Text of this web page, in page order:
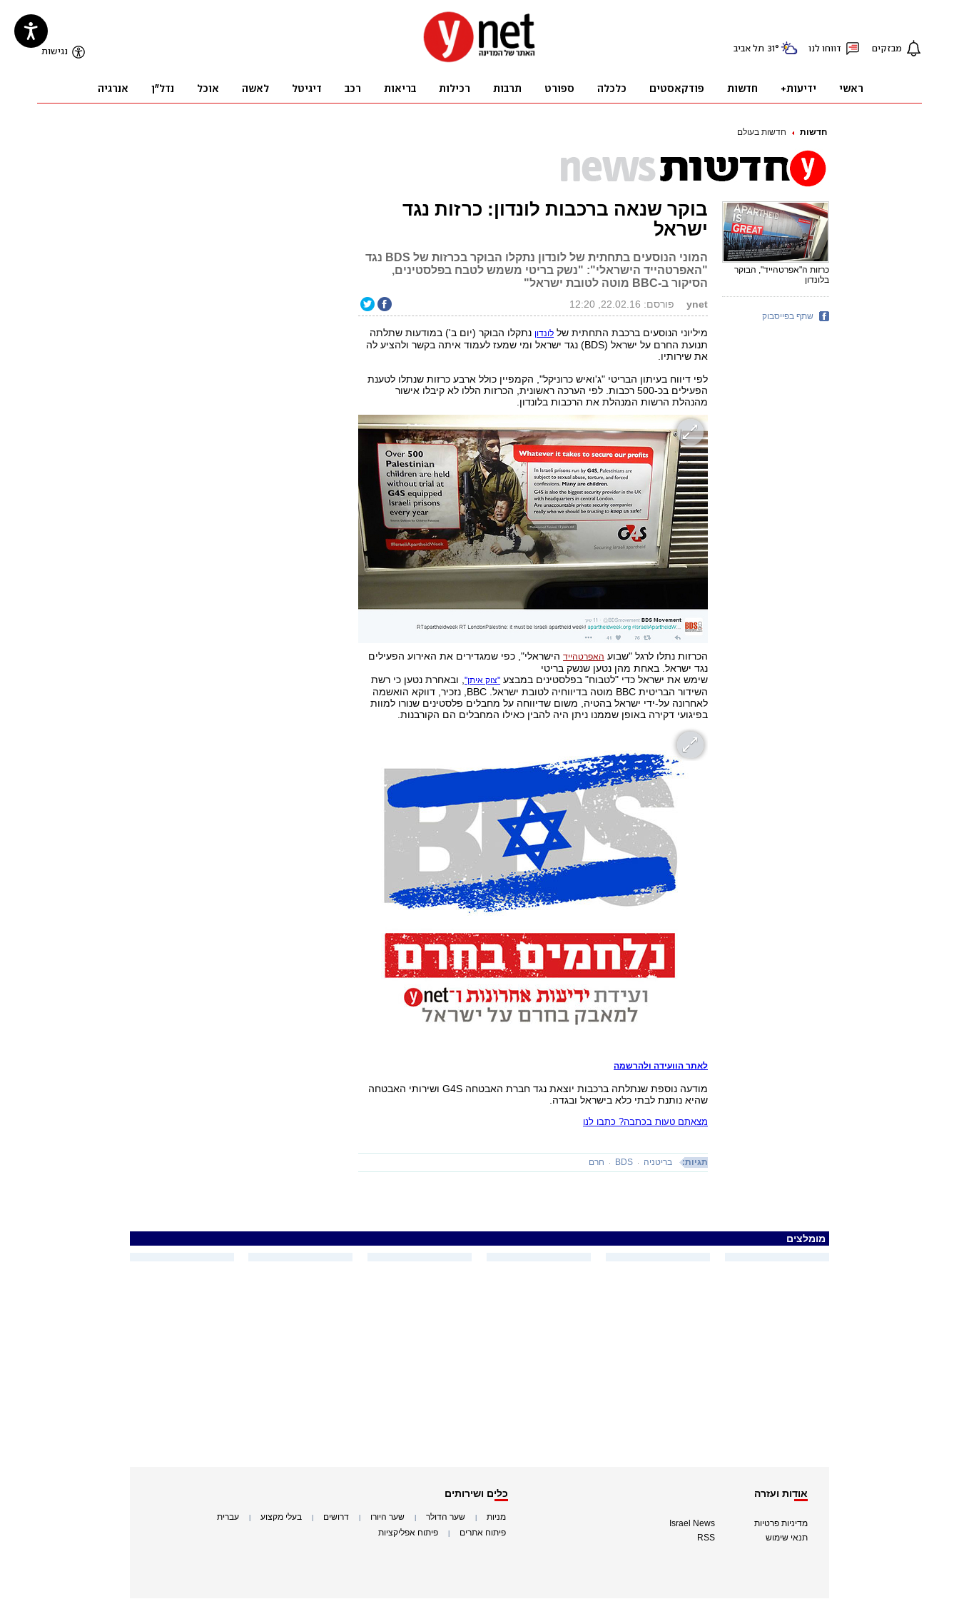
חדשות חדשות בעולם
בוקר שנאה ברכבות לונדון: כרזות נגד
ישראל
המוני הנוסעים בתחתית של לונדון נתקלו הבוקר בכרזות של BDS נגד
"האפרטהייד הישראלי": "נשק בריטי משמש לטבח בפלסטינים,
הסיקור ב-BBC מוטה לטובת ישראל"
ynet פורסם: 22.02.16, 12:20
מיליוני הנוסעים ברכבת התחתית של לונדון נתקלו הבוקר (יום ב') במודעות שתלתה
תנועת החרם על ישראל (BDS) נגד ישראל ומי שמעז לעמוד איתה בקשר ולהציע לה
את שירותיו.
לפי דיווח בעיתון הבריטי "ג'ואיש כרוניקל", הקמפיין כולל ארבע כרזות שנתלו לטענת
הפעילים בכ-500 רכבות. לפי הערכה ראשונית, הכרזות הללו לא קיבלו אישור
מהנהלת הרשות המנהלת את הרכבות בלונדון.
הכרזות נתלו לרגל "שבוע האפרטהיידהישראלי", כפי שמגדירים את האירוע הפעילים
נגד ישראל. באחת מהן נטען שנשק בריטי
שימש את ישראל כדי "לטבוח" בפלסטינים במבצע "צוק איתן", ובאחרת נטען כי רשת
השידור הבריטית BBC מוטה בדיווחיה לטובת ישראל. BBC, נזכיר, דווקא הואשמה
לאחרונה על-ידי ישראל בהטיה, משום שדיווחה על מחבלים פלסטינים שנורו למוות
בפיגועי דקירה באופן שממנו ניתן היה להבין כאילו המחבלים הם הקורבנות.
לאתר הוועידה ולהרשמה
מודעה נוספת שנתלתה ברכבות יוצאת נגד חברת האבטחה G4S ושירותי האבטחה
שהיא נותנת לבתי כלא בישראל ובגדה.
מצאתם טעות בכתבה? כתבו לנו
תגיות: בריטניה BDS חרם
כרזות ה"אפרטהייד", הבוקר
בלונדון
שתף בפייסבוק
מומלצים
אודות ועזרה
מדיניות פרטיות
תנאי שימוש
Israel News
RSS
כלים ושירותים
מניות שער הדולר שער היורו דרושים בעלי מקצוע עברית
פיתוח אתרים פיתוח אפליקציות